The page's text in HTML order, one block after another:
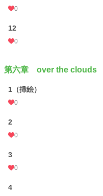
0
12
0
第六章 over the clouds
1（挿絵）
0
2
0
3
0
4